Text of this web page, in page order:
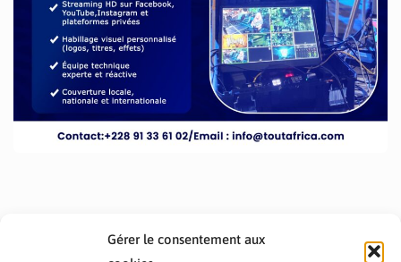
Gérer le consentement aux